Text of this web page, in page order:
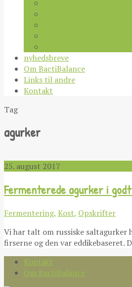
nyhedsbreve
Om BactiBalance
Links til andre
Kontakt
Tag
agurker
25. august 2017
Fermenterede agurker i
Fermentering, Kost, Opskrifter
Vi har talt om russiske saltagurker
firserne og den var eddikebaseret.
Kontakt
Om BactiBalance